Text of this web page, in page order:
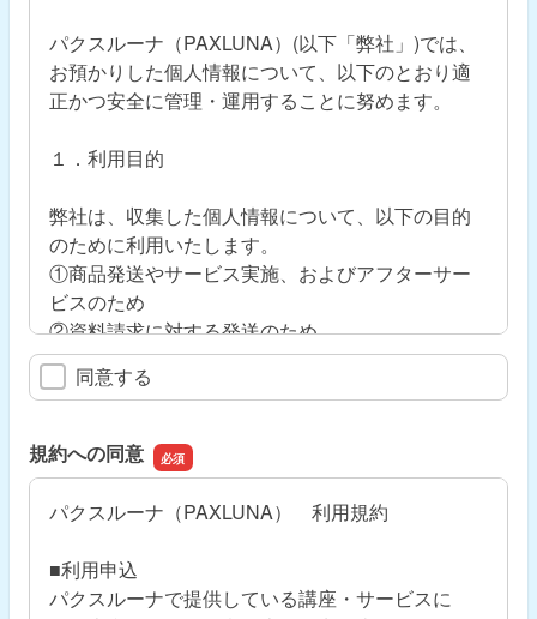
パクスルーナ（PAXLUNA）(以下「弊社」)では、
お預かりした個人情報について、以下のとおり適
正かつ安全に管理・運用することに努めます。
１．利用目的
弊社は、収集した個人情報について、以下の目的
のために利用いたします。
①商品発送やサービス実施、およびアフターサー
ビスのため
②資料請求に対する発送のため
③相談・お問い合わせへの回答のため
④商品・サービス・イベントの案内のため
２．第三者提供
弊社は、以下の場合を除いて、個人データを第三
者へ提供することはしません。
①法令に基づく場合
同意する
規約への同意
パクスルーナ（PAXLUNA） 利用規約
■利用申込
パクスルーナで提供している講座・サービスに